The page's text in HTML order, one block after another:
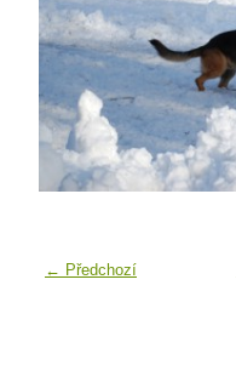
← Předchozí